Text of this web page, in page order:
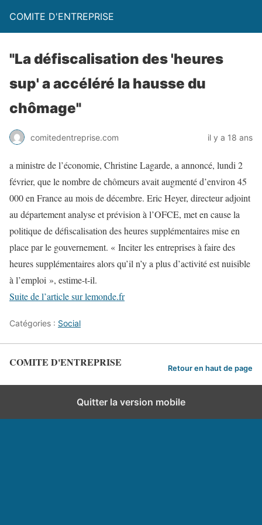
COMITE D'ENTREPRISE
"La défiscalisation des 'heures
sup' a accéléré la hausse du
chômage"
comitedentreprise.com il y a 18 ans
a ministre de l’économie, Christine Lagarde, a annoncé, lundi 2
février, que le nombre de chômeurs avait augmenté d’environ 45
000 en France au mois de décembre. Eric Heyer, directeur adjoint
au département analyse et prévision à l’OFCE, met en cause la
politique de défiscalisation des heures supplémentaires mise en
place par le gouvernement. « Inciter les entreprises à faire des
heures supplémentaires alors qu’il n’y a plus d’activité est nuisible
à l’emploi », estime-t-il.
Suite de l’article sur lemonde.fr
Catégories : Social
COMITE D'ENTREPRISE Retour en haut de page
Quitter la version mobile